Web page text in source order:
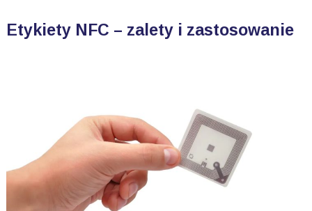
Etykiety NFC – zalety i zastosowanie